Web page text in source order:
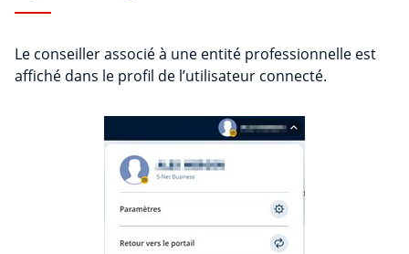
Le conseiller associé à une entité professionnelle est
affiché dans le profil de l’utilisateur connecté.